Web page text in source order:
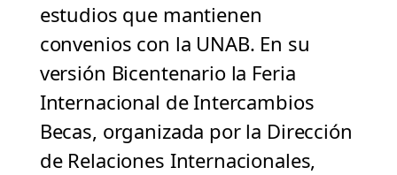
estudios que mantienen
convenios con la UNAB. En su
versión Bicentenario la Feria
Internacional de Intercambios
Becas, organizada por la Dirección
de Relaciones Internacionales,